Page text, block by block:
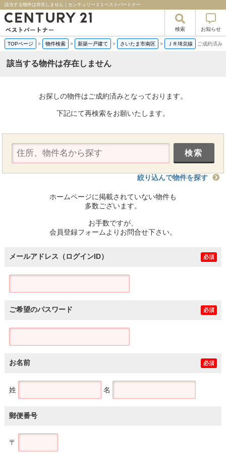
該当する物件は存在しません｜センチュリー２１ベストパートナー
検索 お知らせ
TOPページ > 物件検索 > 新築一戸建て > さいたま市南区 > ＪＲ埼京線 ご成約済み
該当する物件は存在しません
お探しの物件はご成約済みとなっております。
下記にて再検索をお願いたします。
絞り込んで物件を探す
ホームページに掲載されていない物件も
多数ございます。
お手数ですが、
会員登録フォームよりお問合せ下さい。
メールアドレス（ログインID） 必須
ご希望のパスワード 必須
お名前 必須
姓 名
郵便番号
〒